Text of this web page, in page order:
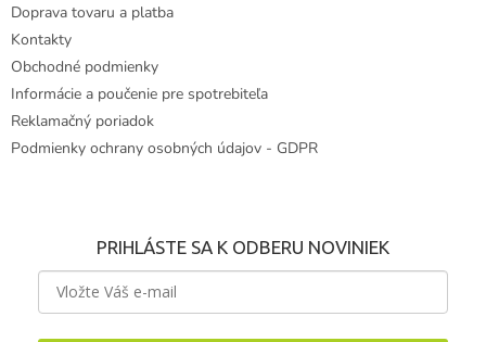
Doprava tovaru a platba
Kontakty
Obchodné podmienky
Informácie a poučenie pre spotrebiteľa
Reklamačný poriadok
Podmienky ochrany osobných údajov - GDPR
PRIHLÁSTE SA K ODBERU NOVINIEK